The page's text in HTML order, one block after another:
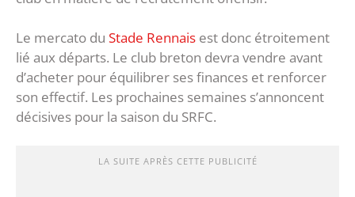
Le mercato du Stade Rennais est donc étroitement
lié aux départs. Le club breton devra vendre avant
d’acheter pour équilibrer ses finances et renforcer
son effectif. Les prochaines semaines s’annoncent
décisives pour la saison du SRFC.
LA SUITE APRÈS CETTE PUBLICITÉ